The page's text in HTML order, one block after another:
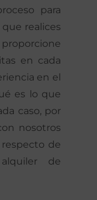
para
realices
en cada
en el
es lo que
caso, por
nosotros
de
de